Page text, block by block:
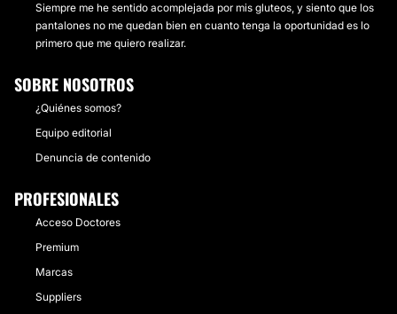
Siempre me he sentido acomplejada por mis gluteos, y siento que los
pantalones no me quedan bien en cuanto tenga la oportunidad es lo
primero que me quiero realizar.
SOBRE NOSOTROS
¿Quiénes somos?
Equipo editorial
Denuncia de contenido
PROFESIONALES
Acceso Doctores
Premium
Marcas
Suppliers